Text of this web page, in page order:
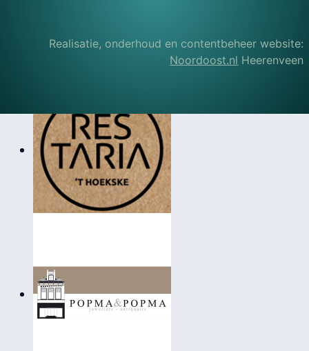
Realisatie, onderhoud en contentbeheer website:
Noordoost.nl Heerenveen